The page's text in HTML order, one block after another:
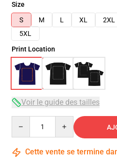
Size
S
M L XL 2XL
5XL
Print Location
Voir le guide des tailles
Cette vente se termine